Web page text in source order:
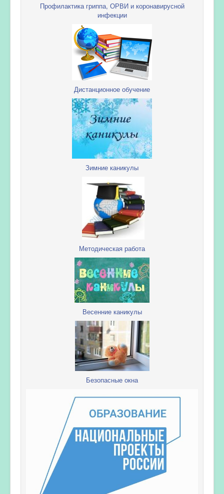
Профилактика гриппа, ОРВИ и коронавирусной
инфекции
Дистанционное обучение
Зимние каникулы
Методическая работа
Весенние каникулы
Безопасные окна